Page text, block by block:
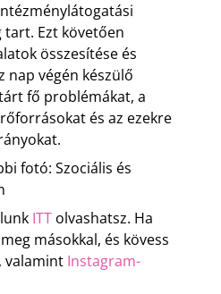
tart. Ezt követően
összesítése és
nap végén készülő
fő problémákat, a
és az ezekre
fotó: Szociális és
ITTolvashatsz. Ha
másokkal, és kövess
valamint Instagram-